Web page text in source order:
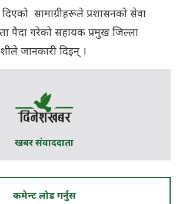
सामाग्रीहरूले प्रशासनको सेवा
पैदा गरेको सहायक प्रमुख जिल्ला
जानकारी दिइन् ।
खबर संवाददाता
कमेन्ट लोड गर्नुस